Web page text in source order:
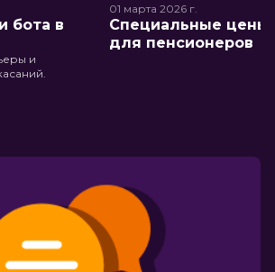
бота в
и
01 марта 2026 г.
Специальные цены
для пенсионеров